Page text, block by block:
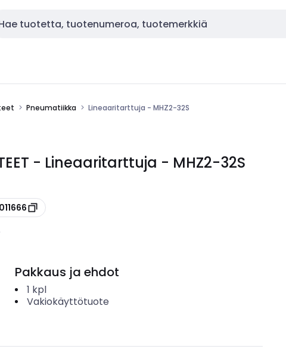
Pneumatiikka Lineaaritarttuja - MHZ2-32S
- Lineaaritarttuja - MHZ2-32S
Pakkaus ja ehdot
1 kpl
Vakiokäyttötuote